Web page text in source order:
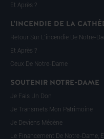
Et Après ?
L’INCENDIE DE LA
Retour Sur L’incendie De Notre-
Et Après ?
Ceux De Notre-Dame
SOUTENIR NOTRE-DAME
Je Fais Un Don
Je Transmets Mon Patrimoine
Je Deviens Mécène
Le Financement De Notre-Dame,